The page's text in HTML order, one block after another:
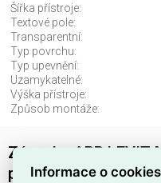
Šířka přístroje:
Textové pole:
Transparentní:
Typ povrchu:
Typ upevnění:
Uzamykatelné:
Výška přístroje:
Způsob montáže:
Zásuvka ABB LEVIT
perleťová/ledová bílá
Informace o cookies